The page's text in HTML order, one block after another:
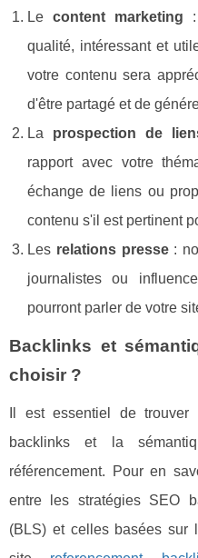
Lecontent marketing
qualité, intéressant et
votre contenu sera
d'être partagé et de
La prospection de
rapport avec votre
échange de liens ou
contenu s'il est pertinent
Les relations presse:
journalistes ou
pourront parler de votre
Backlinks et
choisir ?
Il est essentiel de
backlinks et la
référencement. Pour en
entre les stratégies SEO
(BLS) et celles basées sur